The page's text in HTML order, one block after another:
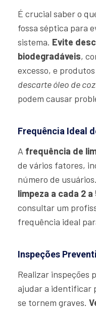
É crucial saber o
fossa séptica para
sistema. Evite
biodegradáveis,
excesso, e
descarte óleo de
podem causar
Frequência Ideal
A frequência de
de vários fatores,
número de usuários.
limpeza a cada 2 a
consultar um
frequência ideal
Inspeções
Realizar inspeções
ajudar a identificar
se tornem graves.